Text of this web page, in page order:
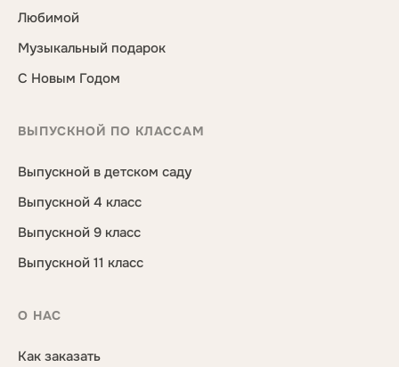
Любимой
Музыкальный подарок
С Новым Годом
ВЫПУСКНОЙ ПО КЛАССАМ
Выпускной в детском саду
Выпускной 4 класс
Выпускной 9 класс
Выпускной 11 класс
О НАС
Как заказать